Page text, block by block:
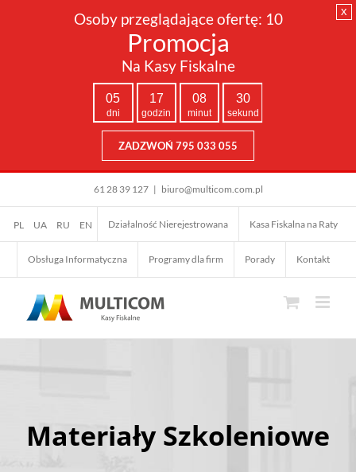
61 28 39 127 | biuro@multicom.com.pl
PL UA RU EN Działalność Nierejestrowana Kasa Fiskalna na Raty
Obsługa Informatyczna Programy dla firm Porady Kontakt
Materiały Szkoleniowe
Osoby przeglądające ofertę: 10
Promocja
Na Kasy Fiskalne
05
dni
17
godzin
08
minut
29
sekund
ZADZWOŃ 795 033 055
x